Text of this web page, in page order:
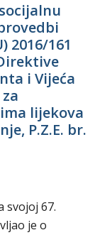
2016/161
i Vijeća
lijekova
P.Z.E. br.
svojoj 67.
je o